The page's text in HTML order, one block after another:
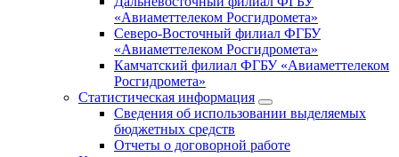
«Авиаметтелеком Росгидромета»
Северо-Восточный филиал ФГБУ
«Авиаметтелеком Росгидромета»
Камчатский филиал ФГБУ «Авиаметтелеком
Росгидромета»
Статистическая информация
Сведения об использовании выделяемых
бюджетных средств
Отчеты о договорной работе